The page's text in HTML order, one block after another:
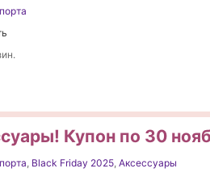
Купон по 30
, Black Friday 2025, Аксессуары